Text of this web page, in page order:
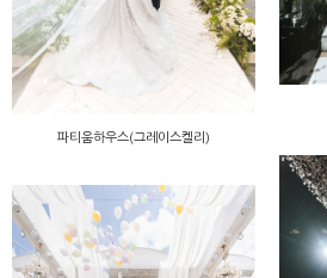
파티움하우스(그레이스켈리)